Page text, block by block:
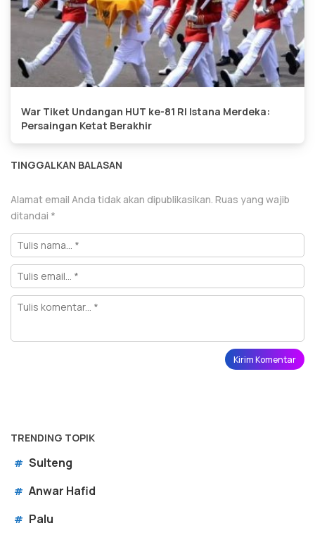
War Tiket Undangan HUT ke-81 RI Istana Merdeka:
Persaingan Ketat Berakhir
TINGGALKAN BALASAN
Alamat email Anda tidak akan dipublikasikan. Ruas yang wajib
ditandai *
TRENDING TOPIK
# Sulteng
# Anwar Hafid
# Palu